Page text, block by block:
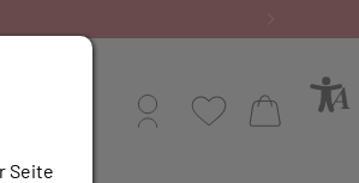
Profil WunschlisteWarenkorb
Seite